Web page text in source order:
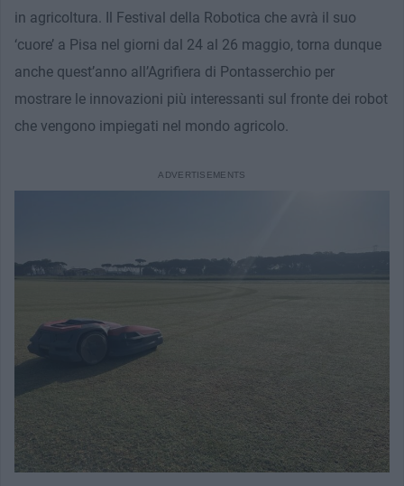
in agricoltura. Il Festival della Robotica che avrà il suo
‘cuore’ a Pisa nel giorni dal 24 al 26 maggio, torna dunque
anche quest’anno all’Agrifiera di Pontasserchio per
mostrare le innovazioni più interessanti sul fronte dei robot
che vengono impiegati nel mondo agricolo.